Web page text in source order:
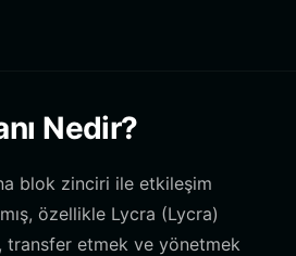
Nedir?
blok zinciri ile etkileşim
özellikle Lycra (Lycra)
etmek ve yönetmek